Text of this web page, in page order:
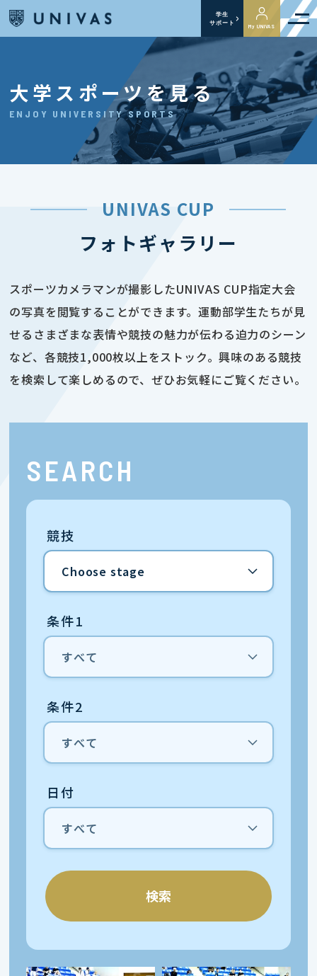
学生
サポート
My UNIVAS
大学スポーツを見る
ENJOY UNIVERSITY SPORTS
UNIVAS CUP
フォトギャラリー
スポーツカメラマンが撮影したUNIVAS CUP指定大会
の写真を閲覧することができます。運動部学生たちが見
せるさまざまな表情や競技の魅力が伝わる迫力のシーン
など、各競技1,000枚以上をストック。興味のある競技
を検索して楽しめるので、ぜひお気軽にご覧ください。
SEARCH
競技
条件1
条件2
日付
検索